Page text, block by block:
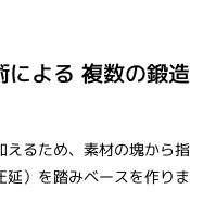
による ​複数の鍛造
るため、素材の塊から指
）を踏みベースを作りま